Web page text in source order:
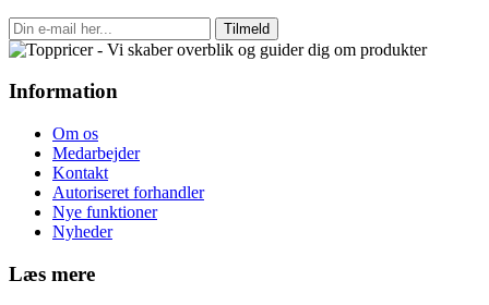
Tilmeld
Information
Om os
Medarbejder
Kontakt
Autoriseret forhandler
Nye funktioner
Nyheder
Læs mere